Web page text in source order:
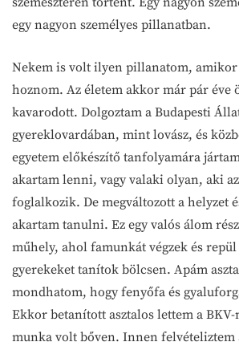
egy nagyon személyes pillanatban.
Nekem is volt ilyen pillanatom,
hoznom. Az életem akkor már pár éve
kavarodott. Dolgoztam a Budapesti
gyereklovardában, mint lovász, és
egyetem előkészítő tanfolyamára
akartam lenni, vagy valaki olyan, aki
foglalkozik. De megváltozott a helyzet
akartam tanulni. Ez egy valós álom
műhely, ahol famunkát végzek és repül
gyerekeket tanítok bölcsen. Apám
mondhatom, hogy fenyőfa és
Ekkor betanított asztalos lettem a BKV-
munka volt bőven. Innen felvételiztem